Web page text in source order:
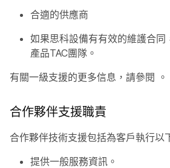
合適的供應商
如果思科設備有有效的維護合同
產品TAC團隊。
有關一級支援的更多信息，請參閱 。
合作夥伴支援職責
合作夥伴技術支援包括為客戶執行以
提供一般服務資訊。